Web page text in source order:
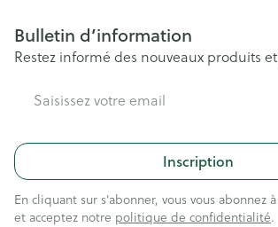
Bulletin d’information
Restez informé des nouveaux produits
Inscription
En cliquant sur s'abonner, vous vous abonnez
et acceptez notre politique de confidentialité.